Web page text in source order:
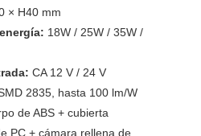
× H40 mm
18W / 25W / 35W /
CA 12 V / 24 V
2835, hasta 100 lm/W
de ABS + cubierta
PC + cámara rellena de